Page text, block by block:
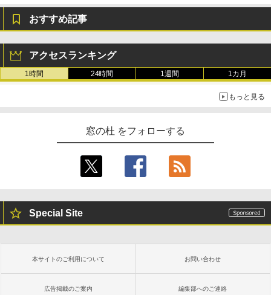
おすすめ記事
アクセスランキング
1時間 24時間 1週間 1カ月
もっと見る
窓の杜 をフォローする
Special Site
本サイトのご利用について お問い合わせ
広告掲載のご案内 編集部へのご連絡